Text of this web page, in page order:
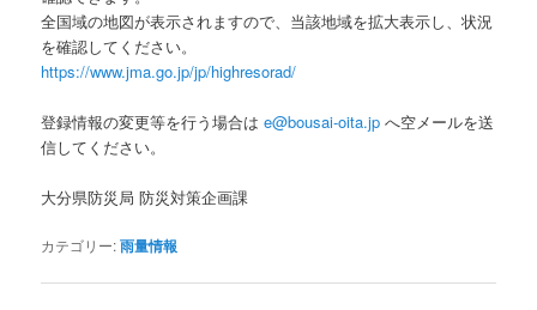
全国域の地図が表示されますので、当該地域を拡大表示し、状況
を確認してください。
https://www.jma.go.jp/jp/highresorad/
登録情報の変更等を行う場合はe@bousai-oita.jp へ空メールを送
信してください。
大分県防災局 防災対策企画課
カテゴリー:雨量情報